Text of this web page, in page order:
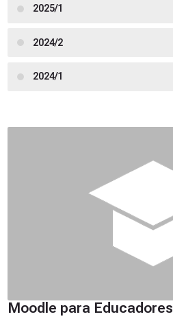
2025/1
2024/2
2024/1
Moodle para Educadores